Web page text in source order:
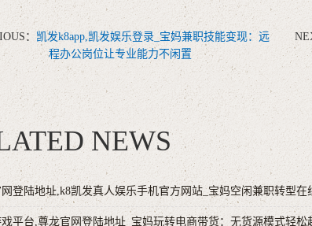
： 凯发k8app,凯发娱乐登录_宝妈兼职技能变现：远
程办公岗位让专业能力不闲置
NEWS
登陆地址,k8凯发真人娱乐手机官方网站_宝妈空闲兼职转型
平台,尊龙官网登陆地址_宝妈玩转电商带货：无货源模式轻